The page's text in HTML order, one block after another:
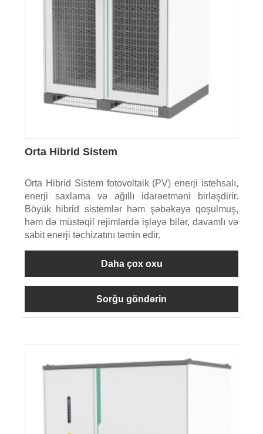
Orta Hibrid Sistem
Orta Hibrid Sistem fotovoltaik (PV) enerji istehsalı,
enerji saxlama və ağıllı idarəetməni birləşdirir.
Böyük hibrid sistemlər həm şəbəkəyə qoşulmuş,
həm də müstəqil rejimlərdə işləyə bilər, davamlı və
sabit enerji təchizatını təmin edir.
Daha çox oxu
Sorğu göndərin